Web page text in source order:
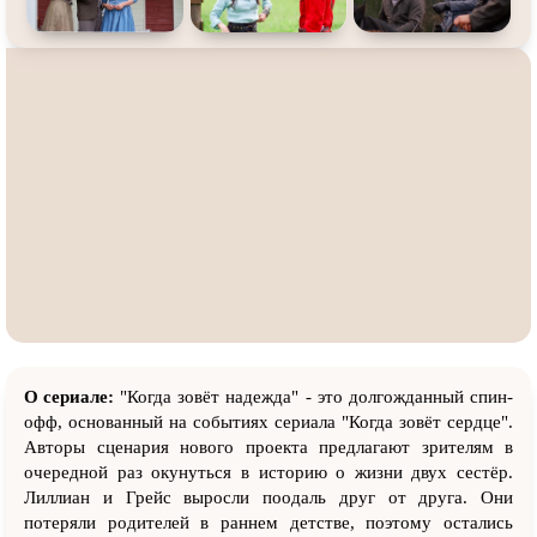
О сериале: "Когда зовёт надежда" - это долгожданный спин-
офф, основанный на событиях сериала "Когда зовёт сердце".
Авторы сценария нового проекта предлагают зрителям в
очередной раз окунуться в историю о жизни двух сестёр.
Лиллиан и Грейс выросли поодаль друг от друга. Они
потеряли родителей в раннем детстве, поэтому остались